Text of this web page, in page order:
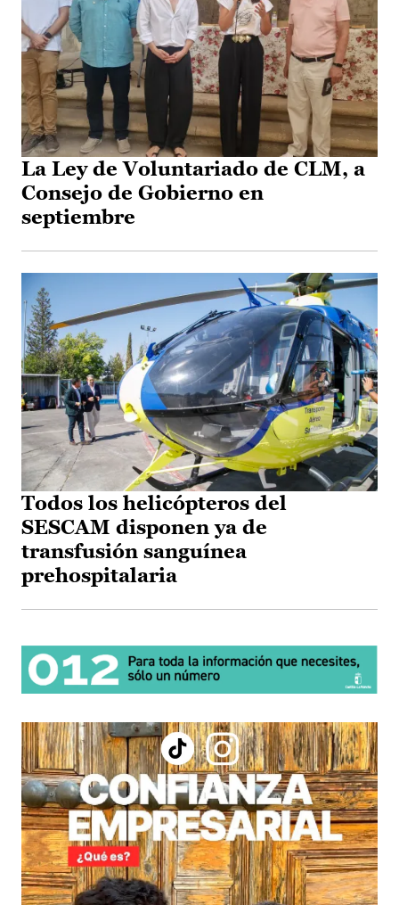
La Ley de Voluntariado de CLM, a
Consejo de Gobierno en
septiembre
Todos los helicópteros del
SESCAM disponen ya de
transfusión sanguínea
prehospitalaria